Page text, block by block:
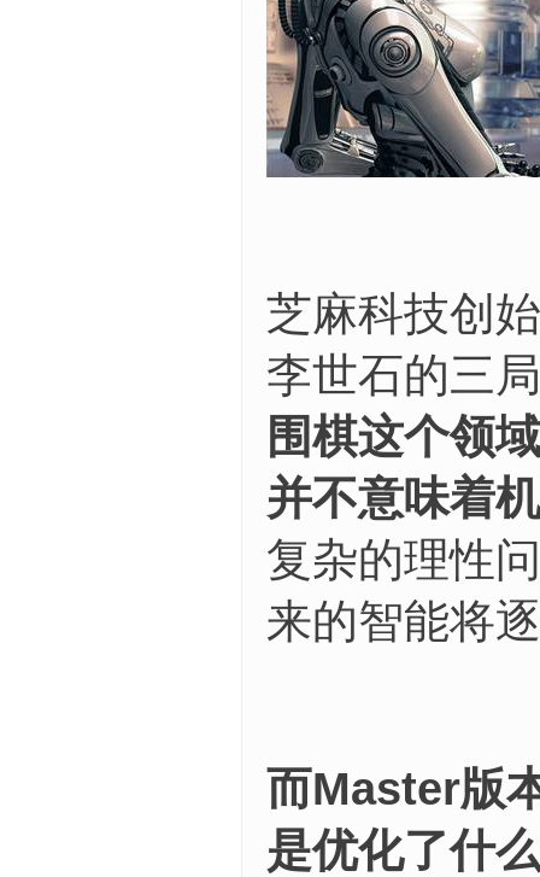
芝麻科技创
李世石的三
围棋这个领
并不意味着
复杂的理性
来的智能将
而Master版
是优化了什